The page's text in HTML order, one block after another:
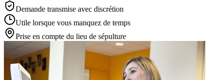
Demande transmise avec discrétion
Utile lorsque vous manquez de temps
Prise en compte du lieu de sépulture